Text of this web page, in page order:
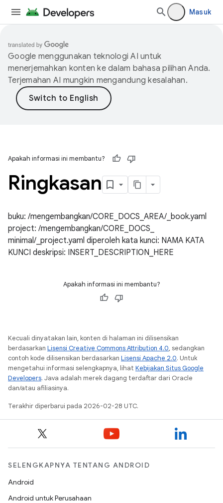
Masuk
Google menggunakan teknologi AI untuk
menerjemahkan konten ke dalam bahasa pilihan Anda.
Terjemahan AI mungkin mengandung kesalahan.
Apakah informasi ini membantu?
Ringkasan
buku: /mengembangkan/CORE_DOCS_AREA/_book.yaml
project: /mengembangkan/CORE_DOCS_
minimal/_project.yaml diperoleh kata kunci: NAMA KATA
KUNCI deskripsi: INSERT_DESCRIPTION_HERE
Apakah informasi ini membantu?
Kecuali dinyatakan lain, konten di halaman ini dilisensikan
berdasarkan Lisensi Creative Commons Attribution 4.0, sedangkan
contoh kode dilisensikan berdasarkan Lisensi Apache 2.0. Untuk
mengetahui informasi selengkapnya, lihat Kebijakan Situs Google
Developers. Java adalah merek dagang terdaftar dari Oracle
dan/atau afiliasinya.
Terakhir diperbarui pada 2026-02-28 UTC.
SELENGKAPNYA TENTANG ANDROID
Android
Android untuk Perusahaan